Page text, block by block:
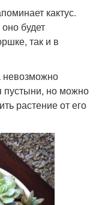
кактус.
будет
так и в
невозможно
пустыни, но можно
растение от его